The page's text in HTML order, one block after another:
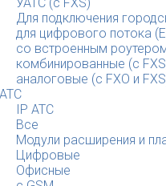
Для подключения
для цифрового потока
со встроенным
комбинированные (c
аналоговые (с FXO и
IP АТС
Все
Модули расширения и
Цифровые
Офисные